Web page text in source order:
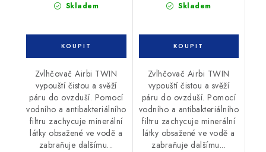
Skladem
Zvlhčovač Airbi TWIN
vypouští čistou a svěží
páru do ovzduší. Pomocí
vodního a antibakteriálního
filtru zachycuje minerální
látky obsažené ve vodě a
zabraňuje dalšímu...
Skladem
Zvlhčovač Airbi TWIN
vypouští čistou a svěží
páru do ovzduší. Pomocí
vodního a antibakteriálního
filtru zachycuje minerální
látky obsažené ve vodě a
zabraňuje dalšímu...